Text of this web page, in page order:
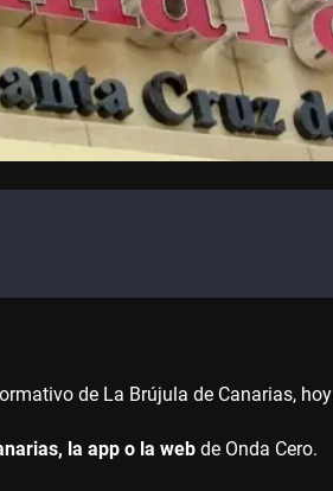
de La Brújula de Canarias, hoy
la app o la web de Onda Cero.